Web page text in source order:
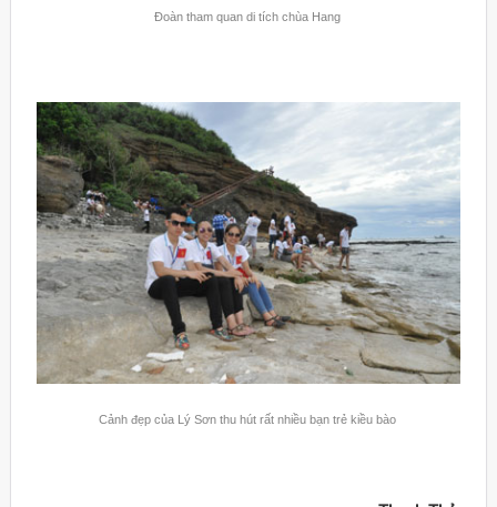
Đoàn tham quan di tích chùa Hang
Cảnh đẹp của Lý Sơn thu hút rất nhiều bạn trẻ kiều bào